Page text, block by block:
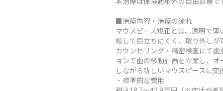
■治療内容・治療の流れ
マウスピース矯正とは、透明で
較して目立ちにくく、取り外しが
カウンセリング・精密検査にて
ョンで歯の移動計画を立案し、
しながら新しいマウスピースに
・標準的な費用